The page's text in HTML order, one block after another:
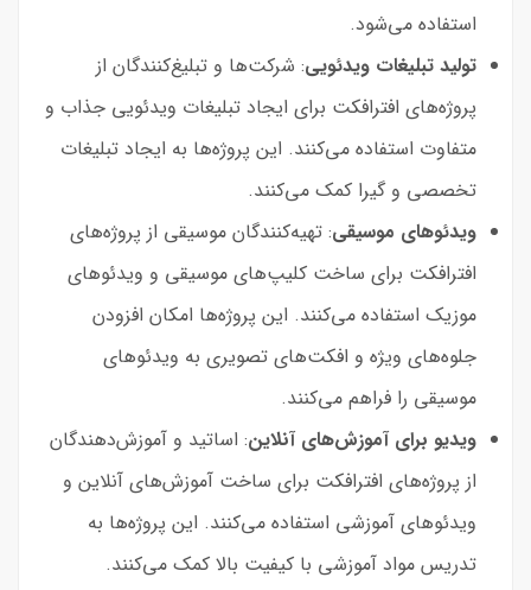
استفاده می‌شود.
تولید تبلیغات ویدئویی: شرکت‌ها و تبلیغ‌کنندگان از
پروژه‌های افترافکت برای ایجاد تبلیغات ویدئویی جذاب و
متفاوت استفاده می‌کنند. این پروژه‌ها به ایجاد تبلیغات
تخصصی و گیرا کمک می‌کنند.
ویدئوهای موسیقی: تهیه‌کنندگان موسیقی از پروژه‌های
افترافکت برای ساخت کلیپ‌های موسیقی و ویدئوهای
موزیک استفاده می‌کنند. این پروژه‌ها امکان افزودن
جلوه‌های ویژه و افکت‌های تصویری به ویدئوهای
موسیقی را فراهم می‌کنند.
ویدیو برای آموزش‌های آنلاین: اساتید و آموزش‌دهندگان
از پروژه‌های افترافکت برای ساخت آموزش‌های آنلاین و
ویدئوهای آموزشی استفاده می‌کنند. این پروژه‌ها به
تدریس مواد آموزشی با کیفیت بالا کمک می‌کنند.